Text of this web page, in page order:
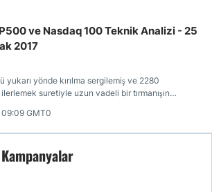
ve Nasdaq 100 Teknik Analizi - 25
2017
yukarı yönde kırılma sergilemiş ve 2280
suretiyle uzun vadeli bir tırmanışın
100 endeksi de Salı günü yukarı
GMT0